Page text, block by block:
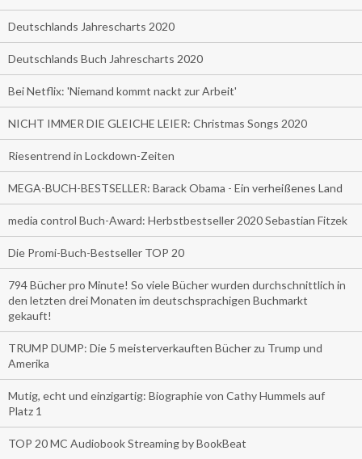
Deutschlands Jahrescharts 2020
Deutschlands Buch Jahrescharts 2020
Bei Netflix: 'Niemand kommt nackt zur Arbeit'
NICHT IMMER DIE GLEICHE LEIER: Christmas Songs 2020
Riesentrend in Lockdown-Zeiten
MEGA-BUCH-BESTSELLER: Barack Obama - Ein verheißenes Land
media control Buch-Award: Herbstbestseller 2020 Sebastian Fitzek
Die Promi-Buch-Bestseller TOP 20
794 Bücher pro Minute! So viele Bücher wurden durchschnittlich in
den letzten drei Monaten im deutschsprachigen Buchmarkt
gekauft!
TRUMP DUMP: Die 5 meisterverkauften Bücher zu Trump und
Amerika
Mutig, echt und einzigartig: Biographie von Cathy Hummels auf
Platz 1
TOP 20 MC Audiobook Streaming by BookBeat